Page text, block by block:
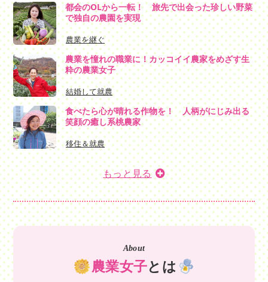
都会のOLから一転！ 旅先で出会った珍しい野菜
で独自の農園を実現
農業を継ぐ
農業を憧れの職業に！カッコイイ農家をめざす生
粋の農業女子
結婚して就農
食べたら心が晴れる作物を！ 人柄がにじみ出る
笑顔の癒し系桃農家
移住＆就農
もっと見る
About
農業女子とは